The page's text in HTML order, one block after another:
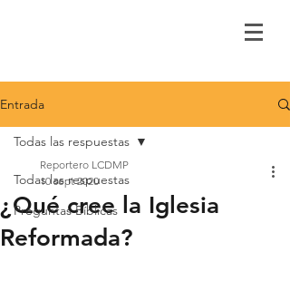
Entrada
Todas las respuestas
Preguntas Bíblicas
Todas las respuestas
¿Qué cree la Iglesia
Reformada?
Reportero LCDMP
10 sept 2020